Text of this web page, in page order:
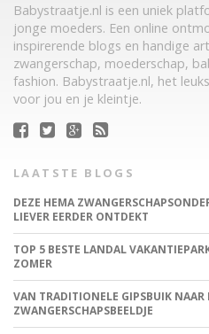
Babystraatje.nl is een uniek
jonge moeders. Een online
inspirerende blogs en handige
zwangerschap, moederschap,
fashion. Babystraatje.nl, het
voor jou en je kleintje.
LAATSTE BLOGS
DEZE HEMA
LIEVER EERDER ONTDEKT
TOP 5 BESTE LANDAL
ZOMER
VAN TRADITIONELE GIPSBUIK NAAR
ZWANGERSCHAPSBEELDJE